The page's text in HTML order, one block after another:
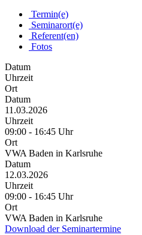
Termin(e)
Seminarort(e)
Referent(en)
Fotos
Datum
Uhrzeit
Ort
Datum
11.03.2026
Uhrzeit
09:00 - 16:45 Uhr
Ort
VWA Baden in Karlsruhe
Datum
12.03.2026
Uhrzeit
09:00 - 16:45 Uhr
Ort
VWA Baden in Karlsruhe
Download der Seminartermine